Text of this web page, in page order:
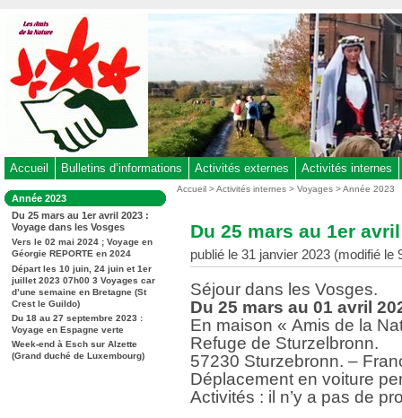
au
contenu
-
Aller
au
menu
-
à
la
recherche
Accueil Bulletins d’informations Activités externes Activités internes
Dans
la
rubrique
:
Année 2023
Du 25 mars au 1er avril 2023 :
Voyage dans les Vosges
Vers le 02 mai 2024 ; Voyage en
Géorgie REPORTE en 2024
Départ les 10 juin, 24 juin et 1er
juillet 2023 07h00 3 Voyages car
d’une semaine en Bretagne (St
Crest le Guildo)
Du 18 au 27 septembre 2023 :
Voyage en Espagne verte
Week-end à Esch sur Alzette
(Grand duché de Luxembourg)
Vous
Accueil >Activités internes >Voyages>Année 2023
Du 25 mars au 1er
publié le 31 janvier 2023 (modifié le
Séjour dans les Vosges.
Du 25 mars au 01 avril
En maison « Amis de la
Refuge de Sturzelbronn.
57230 Sturzebronn. –
Déplacement en voiture
Activités : il n’y a pas de